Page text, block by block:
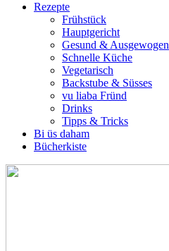
Rezepte
Frühstück
Hauptgericht
Gesund & Ausgewogen
Schnelle Küche
Vegetarisch
Backstube & Süsses
vu liaba Fründ
Drinks
Tipps & Tricks
Bi üs daham
Bücherkiste